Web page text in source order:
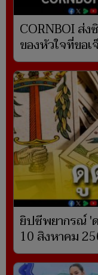
CORNBOI ส่ง
ของหัวใจที่ขอ
ยิปซีพยากรณ์ '
10 สิงหาคม